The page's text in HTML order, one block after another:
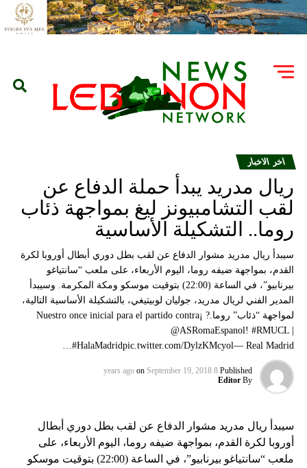
اخر الاخبار
ريال مدريد يبدأ حملة الدفاع عن
لقب التشامبيونز ليغ بمواجهة ذئاب
روما.. التشكيلة الأساسية
سيبدأ ريال مدريد مشوار الدفاع عن لقب بطل دوري أبطال أوروبا لكرة
القدم، بمواجهة ضيفه روما، اليوم الأربعاء، على ملعب “سانتياغو
بيرنابيو”، في الساعة (22:00) بتوقيت موسكو ومكة المكرمة. وسيبدأ
المدير الفني لريال مدريد، جوليان لوبيتيغي، بالتشكيلة الأساسية التالية،
لمواجهة “ذئاب” روما.? ¡Nuestro once inicial para el partido contra
@ASRomaEspanol! #RMUCL |
#HalaMadridpic.twitter.com/DylzKMcyol— Real Madrid…
Published
8 years ago
on September 19, 2018
By
Editor
سيبدأ ريال مدريد مشوار الدفاع عن لقب بطل دوري أبطال
أوروبا لكرة القدم، بمواجهة ضيفه روما، اليوم الأربعاء، على
ملعب “سانتياغو بيرنابيو”، في الساعة (22:00) بتوقيت موسكو